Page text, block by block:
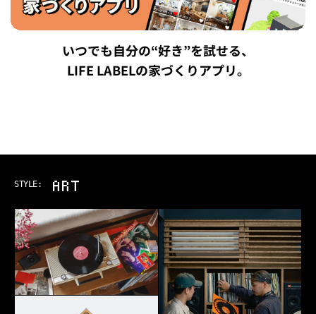
いつでも自分の“好き”を試せる、
LIFE LABELの家づくりアプリ。
STYLE: ART & MUSIC